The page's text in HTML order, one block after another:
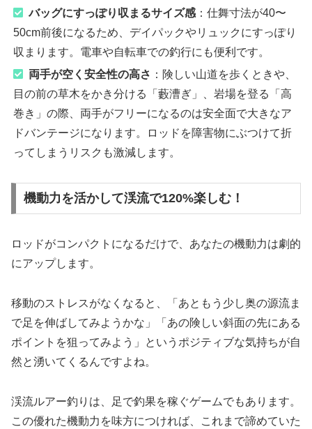
バッグにすっぽり収まるサイズ感 ：仕舞寸法が40〜
50cm前後になるため、デイパックやリュックにすっぽり
収まります。電車や自転車での釣行にも便利です。
両手が空く安全性の高さ ：険しい山道を歩くときや、
目の前の草木をかき分ける「藪漕ぎ」、岩場を登る「高
巻き」の際、両手がフリーになるのは安全面で大きなア
ドバンテージになります。ロッドを障害物にぶつけて折
ってしまうリスクも激減します。
機動力を活かして渓流で120%楽しむ！
ロッドがコンパクトになるだけで、あなたの機動力は劇的
にアップします。
移動のストレスがなくなると、「あともう少し奥の源流ま
で足を伸ばしてみようかな」「あの険しい斜面の先にある
ポイントを狙ってみよう」というポジティブな気持ちが自
然と湧いてくるんですよね。
渓流ルアー釣りは、足で釣果を稼ぐゲームでもあります。
この優れた機動力を味方につければ、これまで諦めていた